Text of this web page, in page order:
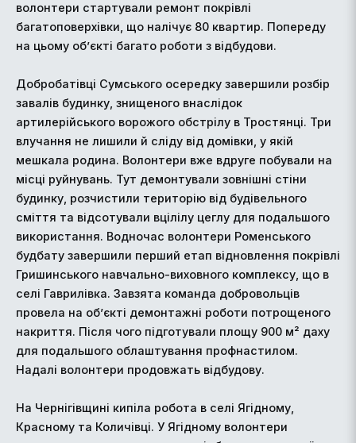
волонтери стартували ремонт покрівлі
багатоповерхівки, що налічує 80 квартир. Попереду
на цьому об’єкті багато роботи з відбудови.
Добробатівці Сумського осередку завершили розбір
завалів будинку, знищеного внаслідок
артилерійського ворожого обстрілу в Тростянці. Три
влучання не лишили й сліду від домівки, у якій
мешкала родина. Волонтери вже вдруге побували на
місці руйнувань. Тут демонтували зовнішні стіни
будинку, розчистили територію від будівельного
сміття та відсотували вцілілу цеглу для подальшого
використання. Водночас волонтери Роменського
будбату завершили перший етап відновлення покрівлі
Гришинського навчально-виховного комплексу, що в
селі Гаврилівка. Завзята команда добровольців
провела на об’єкті демонтажні роботи потрощеного
накриття. Після чого підготували площу 900 м² даху
для подальшого облаштування профнастилом.
Надалі волонтери продовжать відбудову.
На Чернігівщині кипіла робота в селі Ягідному,
Красному та Количівці. У Ягідному волонтери